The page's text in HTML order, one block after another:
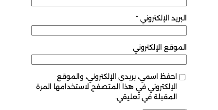
البريد الإلكتروني *
الموقع الإلكتروني
احفظ اسمي، بريدي الإلكتروني، والموقع
الإلكتروني في هذا المتصفح لاستخدامها المرة
المقبلة في تعليقي.